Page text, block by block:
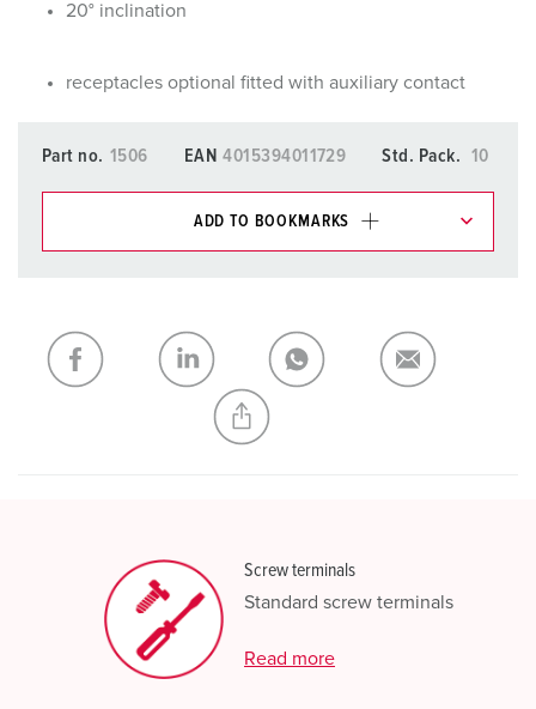
20° inclination
receptacles optional fitted with auxiliary contact
Part no. 1506 EAN 4015394011729 Std. Pack. 10
ADD TO BOOKMARKS
My list ADD
CREATE A NEW LIST
Screw terminals
Standard screw terminals
Read more